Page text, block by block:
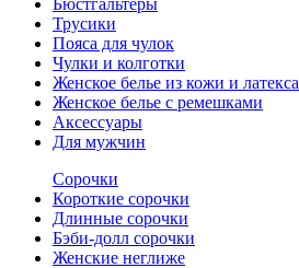
Бюстгальтеры
Трусики
Пояса для чулок
Чулки и колготки
Женское белье из кожи и латекса
Женское белье с ремешками
Аксессуары
Для мужчин
Сорочки
Короткие сорочки
Длинные сорочки
Бэби-долл сорочки
Женские неглиже